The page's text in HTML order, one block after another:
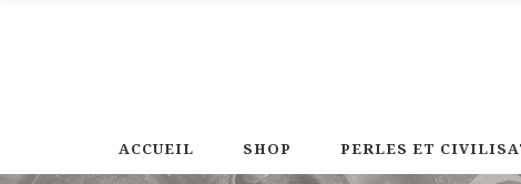
ACCUEIL SHOP PERLES ET